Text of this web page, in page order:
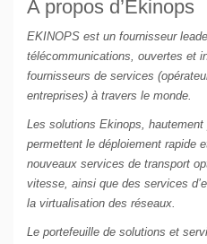
A propos d’Ekinops
EKINOPS est un fournisseur
télécommunications, ouvertes et
fournisseurs de services
entreprises) à travers le monde.
Les solutions Ekinops,
permettent le déploiement rapide
nouveaux services de transport
vitesse, ainsi que des services
la virtualisation des réseaux.
Le portefeuille de solutions et